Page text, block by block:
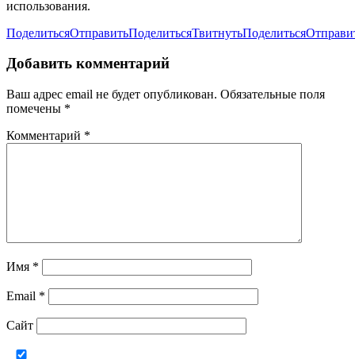
использования.
ПоделитьсяОтправитьПоделитьсяТвитнутьПоделиться
Добавить комментарий
Ваш адрес email не будет опубликован. Обязательные поля
помечены *
Комментарий *
Имя *
Email *
Сайт